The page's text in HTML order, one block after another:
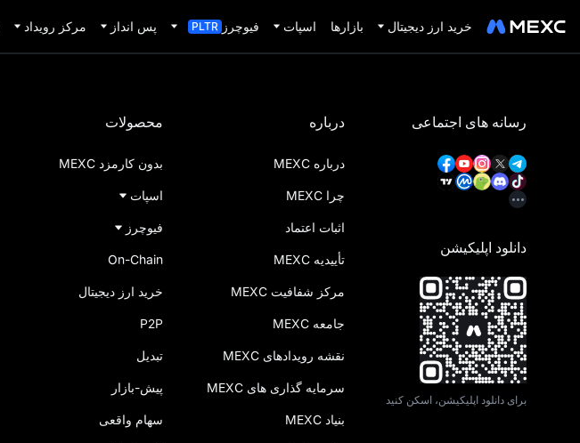
خرید ارز دیجیتال بازارها اسپات فیوچرز PLTR پس انداز مرکز رویداد
رسانه های اجتماعی
دانلود اپلیکیشن
برای دانلود اپلیکیشن، اسکن کنید
درباره
درباره MEXC
چرا MEXC
اثبات اعتماد
تأییدیه MEXC
مرکز شفافیت MEXC
جامعه MEXC
نقشه رویدادهای MEXC
سرمایه‌ گذاری‌ های MEXC
بنیاد MEXC
محصولات
بدون کارمزد MEXC
اسپات
فیوچرز
On-Chain
خرید ارز دیجیتال
P2P
تبدیل
پیش-بازار
سهام واقعی